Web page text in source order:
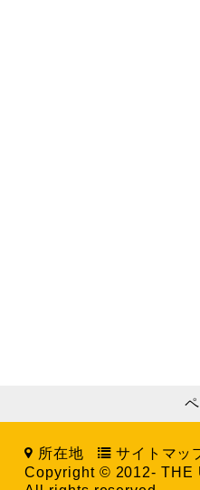
所在地
サイトマッ
Copyright © 2012- THE